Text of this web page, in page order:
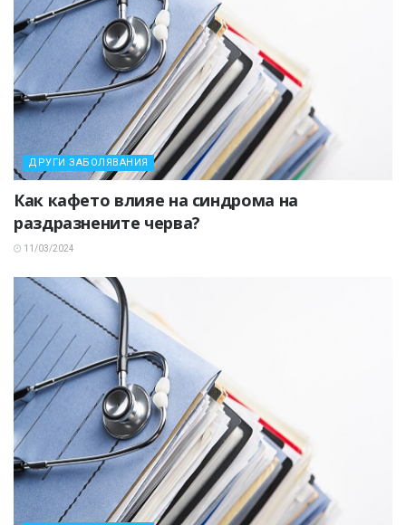
ДРУГИ ЗАБОЛЯВАНИЯ
Как кафето влияе на синдрома на
раздразнените черва?
11/03/2024